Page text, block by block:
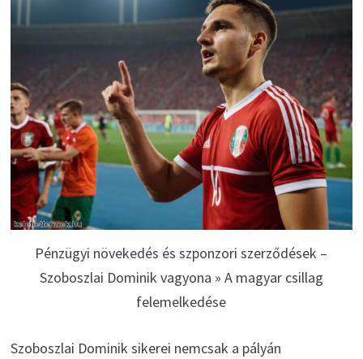
Pénzügyi növekedés és szponzori szerződések –
Szoboszlai Dominik vagyona » A magyar csillag
felemelkedése
Szoboszlai Dominik sikerei nemcsak a pályán